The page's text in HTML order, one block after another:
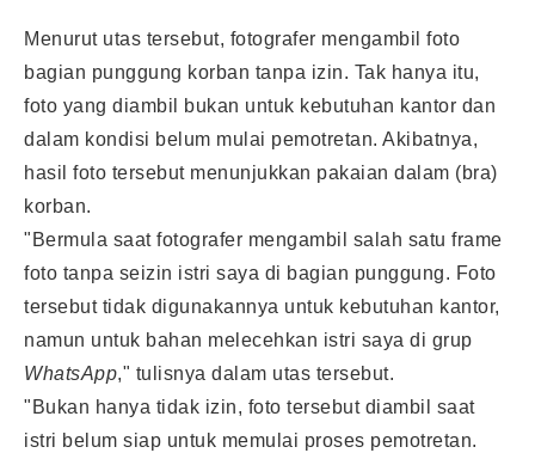
Menurut utas tersebut, fotografer mengambil foto
bagian punggung korban tanpa izin. Tak hanya itu,
foto yang diambil bukan untuk kebutuhan kantor dan
dalam kondisi belum mulai pemotretan. Akibatnya,
hasil foto tersebut menunjukkan pakaian dalam (bra)
korban.
"Bermula saat fotografer mengambil salah satu frame
foto tanpa seizin istri saya di bagian punggung. Foto
tersebut tidak digunakannya untuk kebutuhan kantor,
namun untuk bahan melecehkan istri saya di grup
WhatsApp," tulisnya dalam utas tersebut.
"Bukan hanya tidak izin, foto tersebut diambil saat
istri belum siap untuk memulai proses pemotretan.